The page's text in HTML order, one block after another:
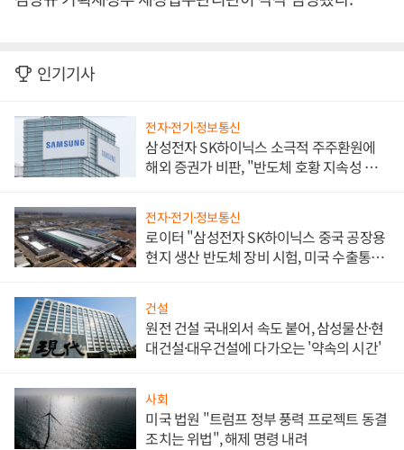
인기기사
전자·전기·정보통신
삼성전자 SK하이닉스 소극적 주주환원에
해외 증권가 비판, "반도체 호황 지속성 의
전자·전기·정보통신
로이터 "삼성전자 SK하이닉스 중국 공장용
현지 생산 반도체 장비 시험, 미국 수출통제
건설
원전 건설 국내외서 속도 붙어, 삼성물산·현
대건설·대우건설에 다가오는 '약속의 시간'
사회
미국 법원 "트럼프 정부 풍력 프로젝트 동결
조치는 위법", 해제 명령 내려